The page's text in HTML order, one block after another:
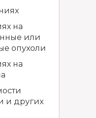
на
или
опухоли
на
и других